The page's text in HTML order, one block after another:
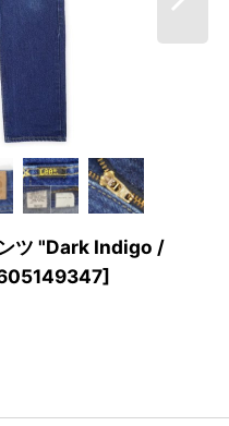
ツ "Dark Indigo /
]